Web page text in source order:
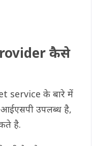
कैसे
service के बारे में
आईएसपी उपलब्ध है,
है.